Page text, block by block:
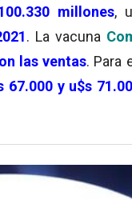
millones,
. La vacuna
las ventas. Para
67.000 y u$s